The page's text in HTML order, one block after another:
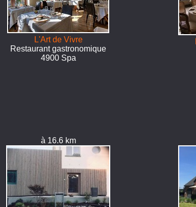
L'Art de Vivre
Restaurant gastronomique
4900 Spa
à 16.6 km